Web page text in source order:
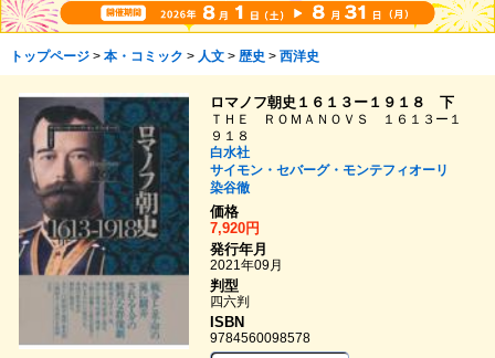
トップページ> 本・コミック > 人文> 歴史 > 西洋史
ロマノフ朝史１６１３ー１９１８ 下
ＴＨＥ ＲＯＭＡＮＯＶＳ １６１３ー１
９１８
白水社
サイモン・セバーグ・モンテフィオーリ
染谷徹
価格
7,920円
発行年月
2021年09月
判型
四六判
ISBN
9784560098578